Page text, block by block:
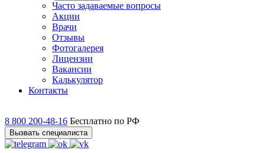
Часто задаваемые вопросы
Акции
Врачи
Отзывы
Фотогалерея
Лицензии
Вакансии
Калькулятор
Контакты
8 800 200-48-16 Бесплатно по РФ
Вызвать специалиста